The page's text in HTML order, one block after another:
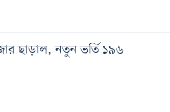
ছাড়াল, নতুন ভর্তি ১৯৬